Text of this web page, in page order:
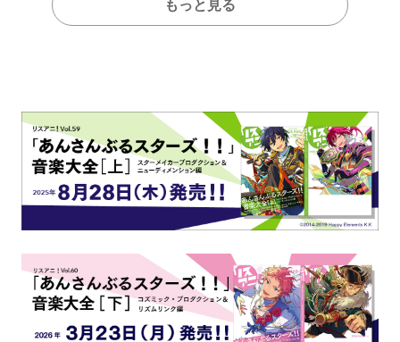
もっと見る